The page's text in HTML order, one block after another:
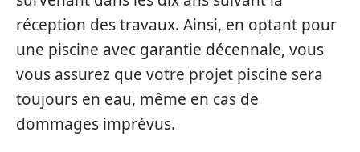
réception des travaux. Ainsi, en optant pour
une piscine avec garantie décennale, vous
vous assurez que votre projet piscine sera
toujours en eau, même en cas de
dommages imprévus.